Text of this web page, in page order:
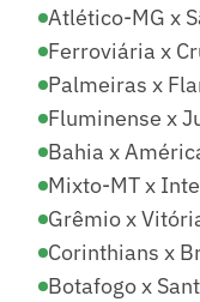
Atlético-MG x
Ferroviária x
Palmeiras x
Fluminense x
Bahia x
Mixto-MT x
Grêmio x
Corinthians x
Botafogo x